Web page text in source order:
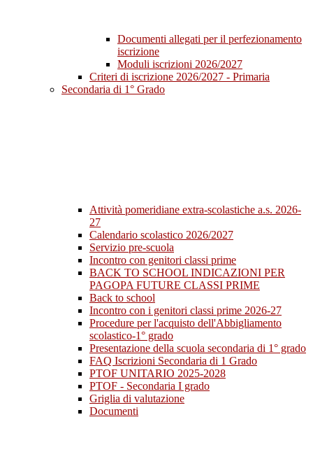
Documenti allegati per il perfezionamento
iscrizione
Moduli iscrizioni 2026/2027
Criteri di iscrizione 2026/2027 - Primaria
Secondaria di 1° Grado
Attività pomeridiane extra-scolastiche a.s. 2026-
27
Calendario scolastico 2026/2027
Servizio pre-scuola
Incontro con genitori classi prime
BACK TO SCHOOL INDICAZIONI PER
PAGOPA FUTURE CLASSI PRIME
Back to school
Incontro con i genitori classi prime 2026-27
Procedure per l'acquisto dell'Abbigliamento
scolastico-1° grado
Presentazione della scuola secondaria di 1° grado
FAQ Iscrizioni Secondaria di 1 Grado
PTOF UNITARIO 2025-2028
PTOF - Secondaria I grado
Griglia di valutazione
Documenti